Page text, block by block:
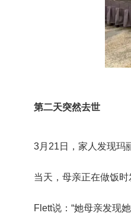
第二天突然去世
3月21日，家人发现玛
当天，母亲正在做饭
Flett说：“她母亲发现